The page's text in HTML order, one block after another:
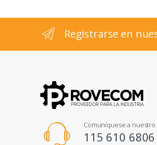
l
Registrarse en
Comuníquese a nuestro
115 610 6806